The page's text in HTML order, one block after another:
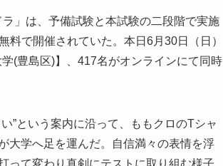
」は、予備試験と本試験の二段階で実施
料で開催されていた。本日6月30日（日）
(豊島区)】、417名がオンラインにて同時
”という案内に沿って、ももクロのTシャ
大学へ足を運んだ。自信満々の表情を浮
って変わり真剣にテストに取り組む様子